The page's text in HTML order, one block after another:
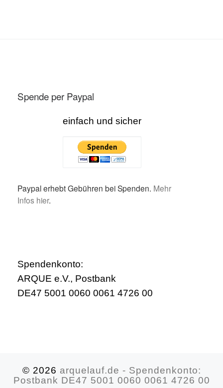
Spende per Paypal
einfach und sicher
Paypal erhebt Gebühren bei Spenden. Mehr
Infos hier.
Spendenkonto:
ARQUE e.V., Postbank
DE47 5001 0060 0061 4726 00
© 2026 arquelauf.de - Spendenkonto:
Postbank DE47 5001 0060 0061 4726 00